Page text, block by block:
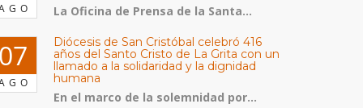
La Oficina de Prensa de la Santa...
Diócesis de San Cristóbal celebró 416
años del Santo Cristo de La Grita con un
llamado a la solidaridad y la dignidad
humana
En el marco de la solemnidad por...